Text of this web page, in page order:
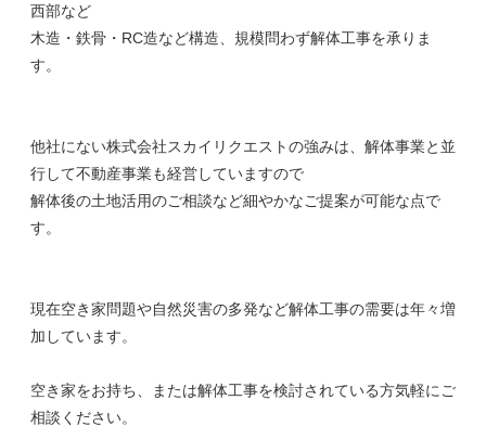
西部など
木造・鉄骨・RC造など構造、規模問わず解体工事を承りま
す。
他社にない株式会社スカイリクエストの強みは、解体事業と並
行して不動産事業も経営していますので
解体後の土地活用のご相談など細やかなご提案が可能な点で
す。
現在空き家問題や自然災害の多発など解体工事の需要は年々増
加しています。
空き家をお持ち、または解体工事を検討されている方気軽にご
相談ください。